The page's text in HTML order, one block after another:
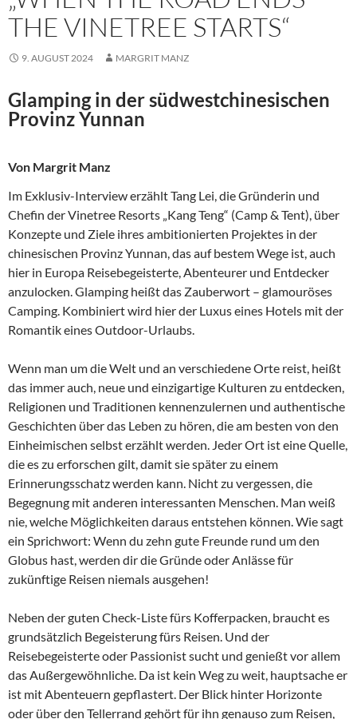
THE VINETREE STARTS“
9. AUGUST 2024 MARGRIT MANZ
Glamping in der südwestchinesischen
Provinz Yunnan
Von Margrit Manz
Im Exklusiv-Interview erzählt Tang Lei, die Gründerin und
Chefin der Vinetree Resorts „Kang Teng“ (Camp & Tent), über
Konzepte und Ziele ihres ambitionierten Projektes in der
chinesischen Provinz Yunnan, das auf bestem Wege ist, auch
hier in Europa Reisebegeisterte, Abenteurer und Entdecker
anzulocken. Glamping heißt das Zauberwort – glamouröses
Camping. Kombiniert wird hier der Luxus eines Hotels mit der
Romantik eines Outdoor-Urlaubs.
Wenn man um die Welt und an verschiedene Orte reist, heißt
das immer auch, neue und einzigartige Kulturen zu entdecken,
Religionen und Traditionen kennenzulernen und authentische
Geschichten über das Leben zu hören, die am besten von den
Einheimischen selbst erzählt werden. Jeder Ort ist eine Quelle,
die es zu erforschen gilt, damit sie später zu einem
Erinnerungsschatz werden kann. Nicht zu vergessen, die
Begegnung mit anderen interessanten Menschen. Man weiß
nie, welche Möglichkeiten daraus entstehen können. Wie sagt
ein Sprichwort: Wenn du zehn gute Freunde rund um den
Globus hast, werden dir die Gründe oder Anlässe für
zukünftige Reisen niemals ausgehen!
Neben der guten Check-Liste fürs Kofferpacken, braucht es
grundsätzlich Begeisterung fürs Reisen. Und der
Reisebegeisterte oder Passionist sucht und genießt vor allem
das Außergewöhnliche. Da ist kein Weg zu weit, hauptsache er
ist mit Abenteuern gepflastert. Der Blick hinter Horizonte
oder über den Tellerrand gehört für ihn genauso zum Reisen,